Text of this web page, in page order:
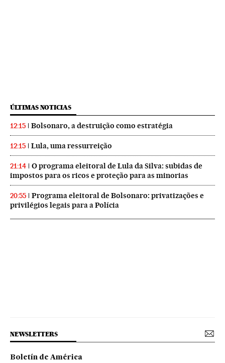
ÚLTIMAS NOTICIAS
12:15 Bolsonaro, a destruição como estratégia
12:15 Lula, uma ressurreição
21:14
O programa eleitoral de Lula da Silva: subidas de
impostos para os ricos e proteção para as minorias
20:55
Programa eleitoral de Bolsonaro: privatizações e
privilégios legais para a Polícia
NEWSLETTERS
Boletín de América